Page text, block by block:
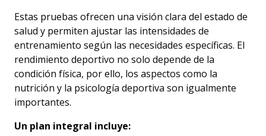
Estas pruebas ofrecen una visión clara del estado de
salud y permiten ajustar las intensidades de
entrenamiento según las necesidades específicas. El
rendimiento deportivo no solo depende de la
condición física, por ello, los aspectos como la
nutrición y la psicología deportiva son igualmente
importantes.
Un plan integral incluye: